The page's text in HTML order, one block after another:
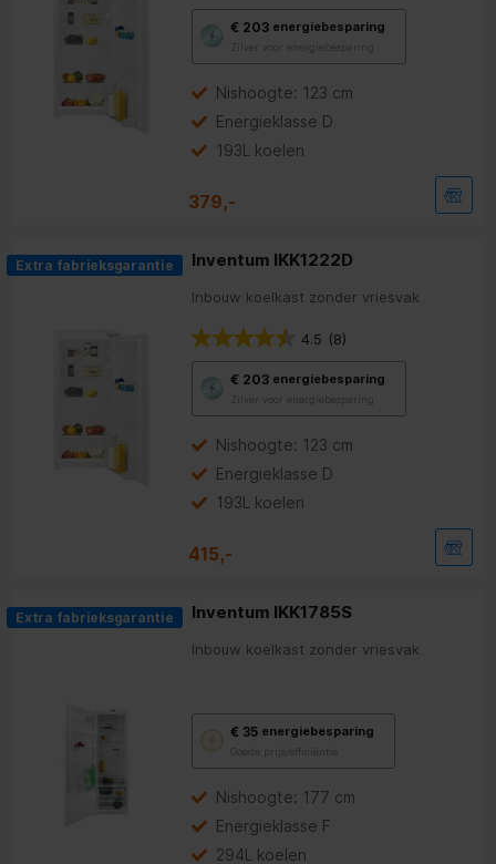
€ 203 energiebesparing
Zilver voor energiebesparing
Youreko’s
voor
energiebesparing.
Nishoogte: 123 cm
Energieklasse D
193L koelen
379,-
Extra fabrieksgarantie Inventum IKK1222D
Inbouw koelkast zonder vriesvak
4.5 (8)
€ 203 energiebesparing
Zilver voor energiebesparing
Youreko’s
voor
energiebesparing.
Nishoogte: 123 cm
Energieklasse D
193L koelen
415,-
Extra fabrieksgarantie Inventum IKK1785S
Inbouw koelkast zonder vriesvak
€ 35 energiebesparing
Goede prijs/efficiëntie
Youreko’s
voor
energiebesparing.
Nishoogte: 177 cm
Energieklasse F
294L koelen